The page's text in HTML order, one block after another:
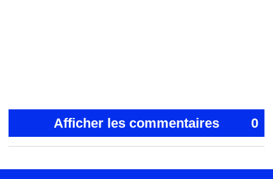
Afficher les commentaires 0